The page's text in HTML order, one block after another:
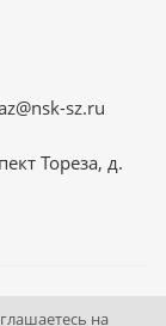
sz.ru
Тореза, д.
Запад».
на